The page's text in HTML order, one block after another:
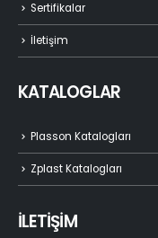
Sertifikalar
İletişim
KATALOGLAR
Plasson Katalogları
Zplast Katalogları
İLETİŞİM